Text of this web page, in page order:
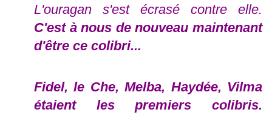
L'ouragan s'est écrasé contre elle.
C'est à nous de nouveau maintenant
d'être ce colibri...
Fidel, le Che, Melba, Haydée, Vilma
étaient les premiers colibris.